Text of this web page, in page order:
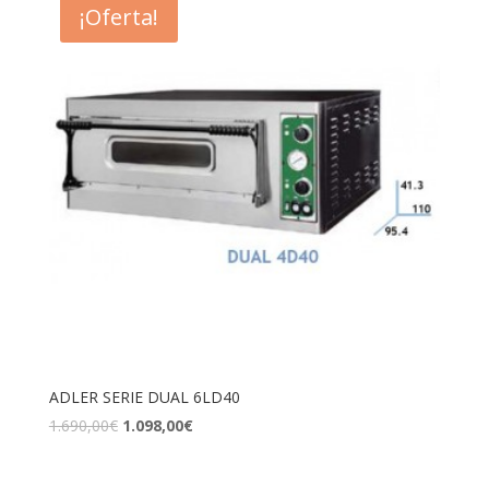
¡Oferta!
ADLER SERIE DUAL 6LD40
1.690,00€ 1.098,00€